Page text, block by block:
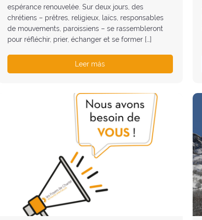
espérance renouvelée. Sur deux jours, des
chrétiens – prêtres, religieux, laïcs, responsables
de mouvements, paroissiens – se rassembleront
pour réfléchir, prier, échanger et se former […]
Leer más